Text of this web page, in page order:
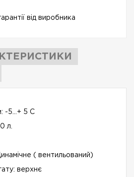
від виробника
-5...+ 5 C
л.
( вентильований)
верхнє